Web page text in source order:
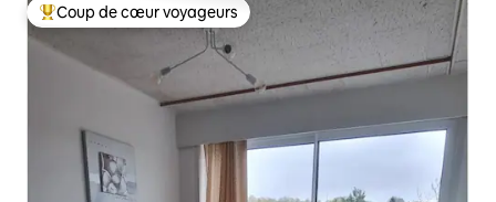
Coups de cœur voyageurs les plus appréciés
Coup de cœur voyageurs